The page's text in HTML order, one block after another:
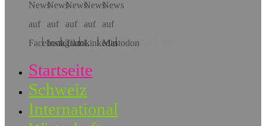
Hol dir die App!
Startseite
Schweiz
International